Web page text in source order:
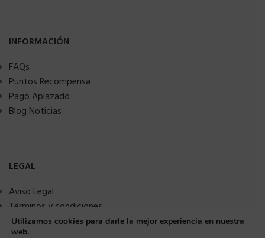
INFORMACIÓN
FAQs
Puntos Recompensa
Pago Aplazado
Blog Noticias
LEGAL
Aviso Legal
Términos y condiciones
Política de privacidad
Utilizamos cookies para darle la mejor experiencia en nuestra
web.